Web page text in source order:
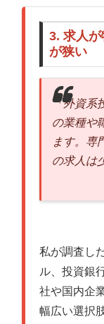
3. 求人
が狭い
「外資系
の業種や
ます。専
の求人は
私が調査し
ル、投資銀
社や国内企
幅広い選択